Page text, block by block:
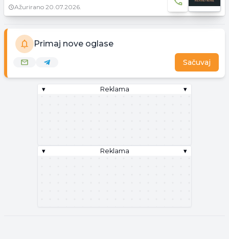
Ažurirano 20.07.2026.
Primaj nove oglase
Sačuvaj
▾ Reklama ▾
▾ Reklama ▾